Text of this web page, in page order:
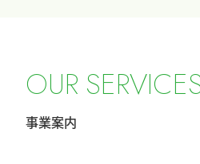
せ
2026.2.20
OUR SERVICE
事業案内